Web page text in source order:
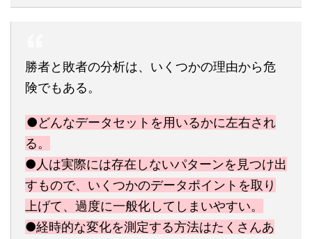
勝者と敗者の分析は、いくつかの理由から危
険でもある。
●どんなデータセットを用いるかに左右され
る。
●人は実際には存在しないパターンを見つけ出
すもので、いくつかのデータポイントを取り
上げて、過度に一般化してしまいやすい。
●経時的な変化を測定する方法はたくさんあ